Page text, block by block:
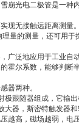
崩光电二极管是一
现无接触远距离测量
量的测量，还可用于
广泛地应用于工业
霍尔系数，能够判
器两种。
跟随器组成，它输出
器，斯密特触发器和
越高，磁场越弱，